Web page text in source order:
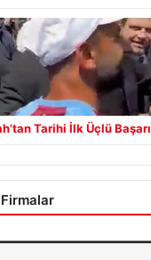
Tarihi İlk Üçlü Başarı